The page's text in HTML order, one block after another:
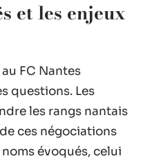
et les enjeux
FC Nantes
questions. Les
les rangs nantais
ces négociations
évoqués, celui